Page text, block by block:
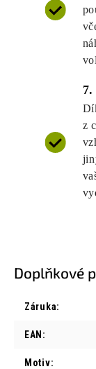
z
Doplňkové
Záruka:
EAN :
Motiv: